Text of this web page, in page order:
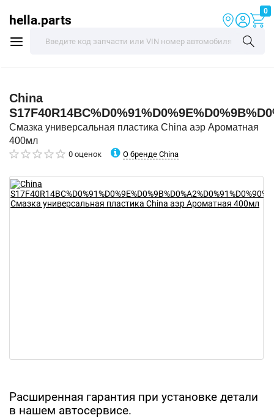
hella.parts
0
China
Смазка универсальная пластика China аэр Ароматная
400мл
0 оценок О бренде China
Расширенная гарантия при установке детали
в нашем автосервисе.